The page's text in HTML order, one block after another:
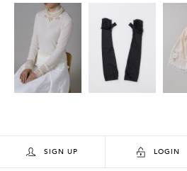
SIGN UP LOGIN